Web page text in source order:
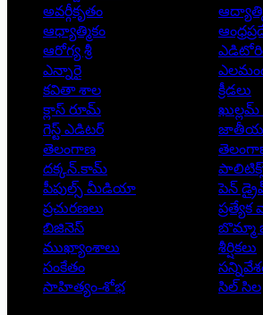
అవర్గీకృతం
ఆధ్యాత్మికం
ఆరోగ్య శ్రీ
ఎన్నారై
కవితా శాల
క్రీడలు
క్లాస్ రూమ్
ఖుల్లమ్
గెస్ట్ ఎడిటర్
తెలంగాణ
దక్కన్.కామ్
పీపుల్స్ ‌మీడియా
పెన్
ప్రచురణలు
బిజినెస్
బొమ్మా
ముఖ్యాంశాలు
శీర్షికలు
సంకేతం
సాహిత్యం-శోభ
సిల్ సిల